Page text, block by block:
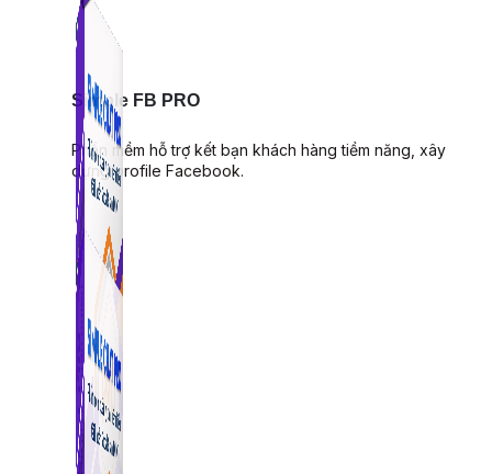
Simple FB PRO
Phần mềm hỗ trợ kết bạn khách hàng tiềm năng, xây
dựng profile Facebook.